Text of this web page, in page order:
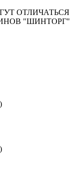
ОТЛИЧАТЬСЯ
"ШИНТОРГ"